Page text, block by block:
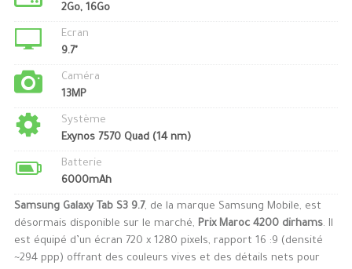
2Go, 16Go
Ecran
9.7"
Caméra
13MP
Système
Exynos 7570 Quad (14 nm)
Batterie
6000mAh
Samsung Galaxy Tab S3 9.7, de la marque Samsung Mobile, est
désormais disponible sur le marché, Prix Maroc 4200 dirhams. Il
est équipé d’un écran 720 x 1280 pixels, rapport 16 :9 (densité
~294 ppp) offrant des couleurs vives et des détails nets pour